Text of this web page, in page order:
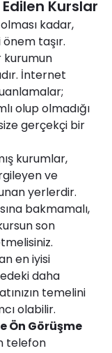
Kurslar
kadar,
taşır.
kurumun
İnternet
olup olmadığı
gerçekçi bir
kurumlar,
ve
yerlerdir.
bakmamalı,
son
en iyisi
daha
temelini
olabilir.
Ön Görüşme
telefon